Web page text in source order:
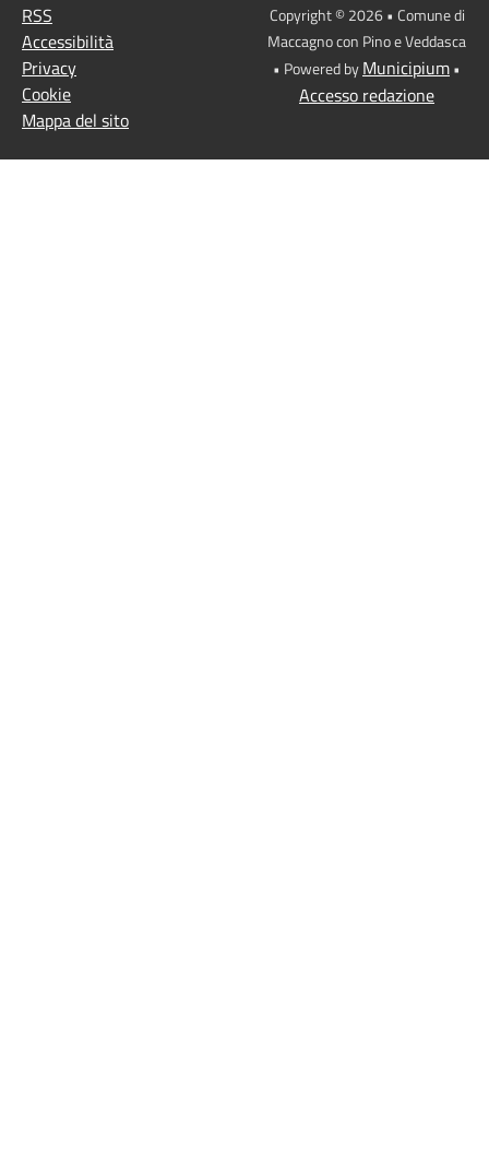
RSS
Accessibilità
Privacy
Cookie
Mappa del sito
Copyright © 2026 • Comune di
Maccagno con Pino e Veddasca
• Powered byMunicipium•
Accesso redazione